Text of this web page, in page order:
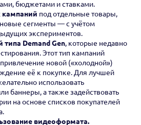
бюджетами и ставками.
кампаний под отдельные товары,
сегменты — с учётом
экспериментов.
типа Demand Gen, которые недавно
Этот тип кампаний
новой («холодной»)
её к покупке. Для лучшей
использовать
баннеры, а также задействовать
на основе списков покупателей
видеоформата.